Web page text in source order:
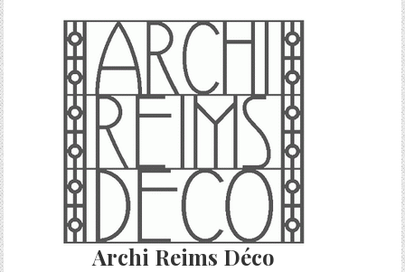
Skip to content
Archi Reims Déco